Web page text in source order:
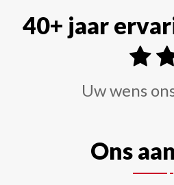
40+ jaar
Uw wens
Ons